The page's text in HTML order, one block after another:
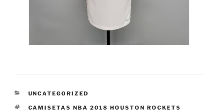
CATEGORÍAS
UNCATEGORIZED
ETIQUETAS
CAMISETAS NBA 2018 HOUSTON ROCKETS